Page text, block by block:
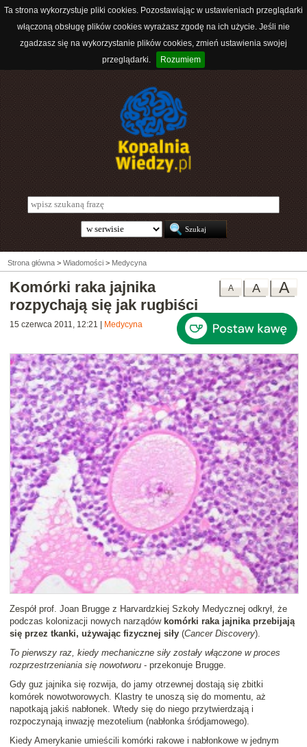
Ta strona wykorzystuje pliki cookies. Pozostawiając w ustawieniach przeglądarki
włączoną obsługę plików cookies wyrażasz zgodę na ich użycie. Jeśli nie
zgadzasz się na wykorzystanie plików cookies, zmień ustawienia swojej
przeglądarki.
Rozumiem
Strona główna > Wiadomości > Medycyna
A
A
A
Komórki raka jajnika
rozpychają się jak rugbiści
15 czerwca 2011, 12:21 Medycyna
Zespół prof. Joan Brugge z Harvardzkiej Szkoły Medycznej odkrył, że
podczas kolonizacji nowych narządów komórki raka jajnika przebijają
się przez tkanki, używając fizycznej siły (Cancer Discovery).
To pierwszy raz, kiedy mechaniczne siły zostały włączone w proces
rozprzestrzeniania się nowotworu - przekonuje Brugge.
Gdy guz jajnika się rozwija, do jamy otrzewnej dostają się zbitki
komórek nowotworowych. Klastry te unoszą się do momentu, aż
napotkają jakiś nabłonek. Wtedy się do niego przytwierdzają i
rozpoczynają inwazję mezotelium (nabłonka śródjamowego).
Kiedy Amerykanie umieścili komórki rakowe i nabłonkowe w jednym